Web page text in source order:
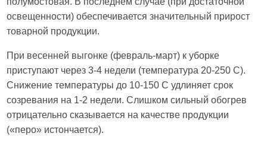
освещенности) обеспечивается значительный прирост
товарной продукции.
При весенней выгонке (февраль-март) к уборке
приступают через 3-4 недели (температура 20-250 С).
Снижение температуры до 10-150 С удлиняет срок
созревания на 1-2 недели. Слишком сильный обогрев
отрицательно сказывается на качестве продукции
(«перо» истончается).